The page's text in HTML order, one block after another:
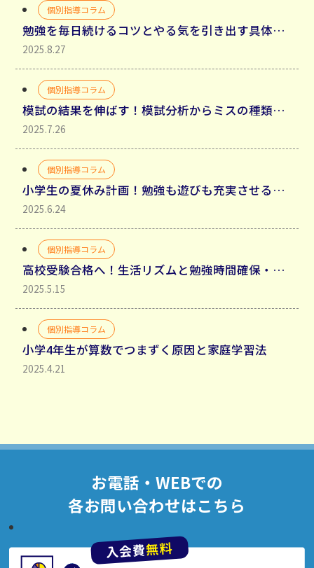
個別指導コラム
勉強を毎日続けるコツとやる気を引き出す具体的方法
2025.8.27
個別指導コラム
模試の結果を伸ばす！模試分析からミスの種類を分類して理解する
2025.7.26
個別指導コラム
小学生の夏休み計画！勉強も遊びも充実させるコツ
2025.6.24
個別指導コラム
高校受験合格へ！生活リズムと勉強時間確保・生活リズムを整えるべき理由
2025.5.15
個別指導コラム
小学4年生が算数でつまずく原因と家庭学習法
2025.4.21
お電話・WEBでの
各お問い合わせはこちら